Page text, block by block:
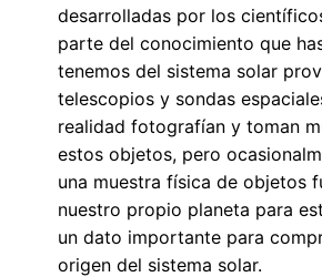
desarrolladas por los
parte del conocimiento que
tenemos del sistema solar
telescopios y sondas
realidad fotografían y toman
estos objetos, pero
una muestra física de objetos
nuestro propio planeta para
un dato importante para
origen del sistema solar.